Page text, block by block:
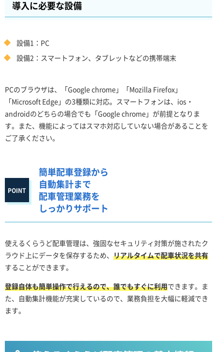
導入に必要な設備
設備1：PC
設備2：スマートフォン、タブレットなどの携帯端末
PCのブラウザは、「Google chrome」「Mozilla Firefox」
「Microsoft Edge」の3種類に対応。スマートフォンは、ios・
androidのどちらの場合でも「Google chrome」が前提となりま
す。また、機能によってはスマホ対応していない場合があることを
ご了承ください。
簡単配車登録から
自動集計まで
配車管理業務を
しっかりサポート
使えるくらうど配車管理は、強固なセキュリティ対策が施されたク
ラウド上にデータを保存するため、 リアルタイムで配車状況を共有
することができます。
登録自体も簡単操作で行えるので、誰でもすぐに利用できます。ま
た、自動集計機能が充実しているので、業務負担を大幅に軽減でき
ます。